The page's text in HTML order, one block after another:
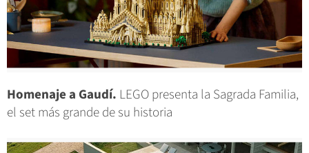
Homenaje a Gaudí. LEGO presenta la Sagrada Familia,
el set más grande de su historia